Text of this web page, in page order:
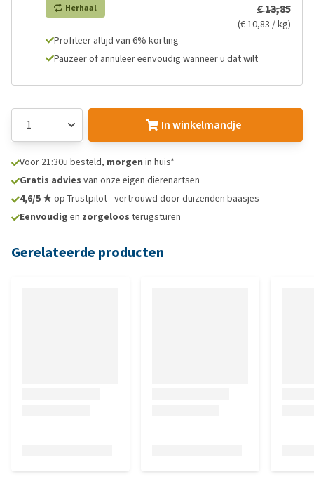
Herhaal € 13,85
(€ 10,83 / kg)
Profiteer altijd van 6% korting
Pauzeer of annuleer eenvoudig wanneer u dat wilt
In winkelmandje
Voor 21:30u besteld, morgen in huis*
Gratis advies van onze eigen dierenartsen
4,6/5 ★op Trustpilot - vertrouwd door duizenden baasjes
Eenvoudig en zorgeloos terugsturen
Gerelateerde producten